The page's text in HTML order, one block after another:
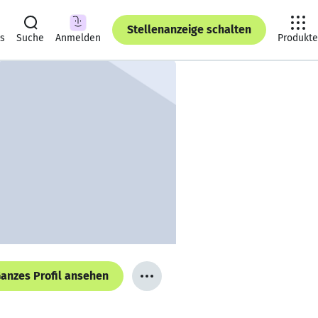
Suche Anmelden
Stellenanzeige schalten
Produkte
Profil ansehen